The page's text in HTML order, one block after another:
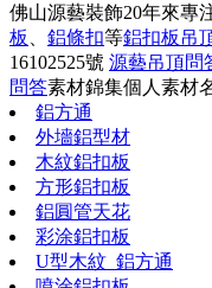
佛山源藝裝飾20年來專
板
鋁條扣等鋁扣板吊
16102525號 源藝吊頂問
問答素材錦集個人素材
鋁方通
外墻鋁型材
木紋鋁扣板
方形鋁扣板
鋁圓管天花
彩涂鋁扣板
U型木紋_鋁方通